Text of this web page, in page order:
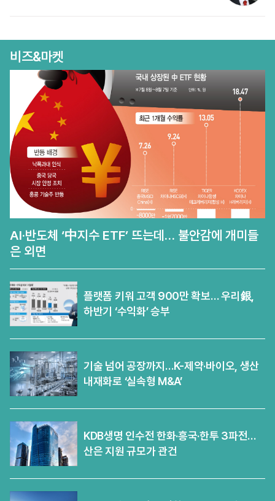
비즈&마켓
AI·반도체 ‘中지수 ETF’ 뜨는데… 불안감에 개미들
은 외면
플랫폼 키워 고객 900만 확보… 우리銀,
하반기 ‘수익화’ 승부
기술 넘어 공장까지…K-제약·바이오, 생산
내재화로 ‘실속형 M&A’
KDB생명 인수전 한화·흥국·한투 3파전…
산은 지원 규모가 관건